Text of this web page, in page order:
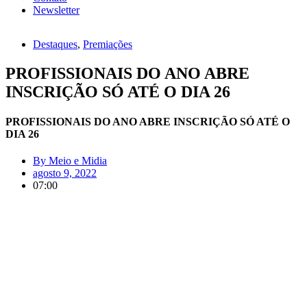
Newsletter
Destaques, Premiações
PROFISSIONAIS DO ANO ABRE
INSCRIÇÃO SÓ ATÉ O DIA 26
PROFISSIONAIS DO ANO ABRE INSCRIÇÃO SÓ ATÉ O
DIA 26
By Meio e Midia
agosto 9, 2022
07:00